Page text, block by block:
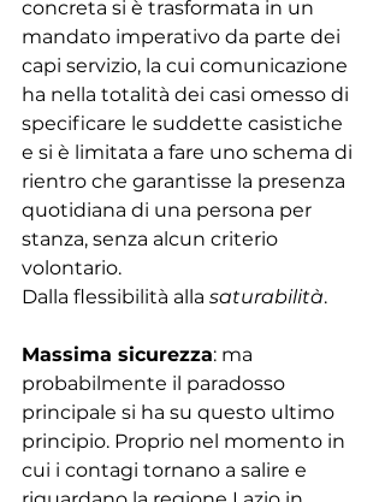
concreta si è trasformata in un
mandato imperativo da parte dei
capi servizio, la cui comunicazione
ha nella totalità dei casi omesso di
specificare le suddette casistiche
e si è limitata a fare uno schema di
rientro che garantisse la presenza
quotidiana di una persona per
stanza, senza alcun criterio
volontario.
Dalla flessibilità alla saturabilità.
Massima sicurezza: ma
probabilmente il paradosso
principale si ha su questo ultimo
principio. Proprio nel momento in
cui i contagi tornano a salire e